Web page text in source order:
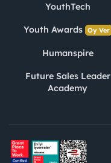
YouthTech
Youth Awards Oy Ver
Humanspire
Future Sales Leader
Academy